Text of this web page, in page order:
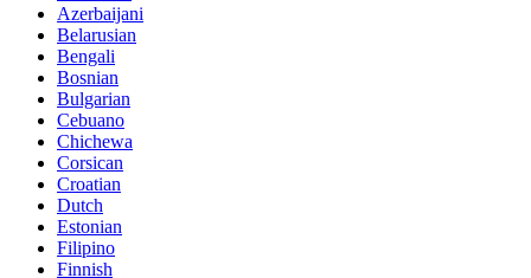
Azerbaijani
Belarusian
Bengali
Bosnian
Bulgarian
Cebuano
Chichewa
Corsican
Croatian
Dutch
Estonian
Filipino
Finnish